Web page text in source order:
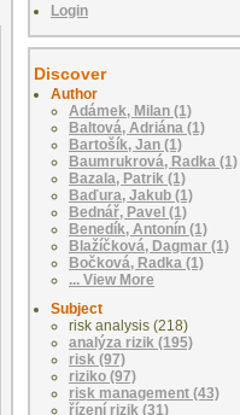
Login
Discover
Author
Adámek, Milan (1)
Baltová, Adriána (1)
Bartošík, Jan (1)
Baumrukrová, Radka (1)
Bazala, Patrik (1)
Baďura, Jakub (1)
Bednář, Pavel (1)
Benedík, Antonín (1)
Blažíčková, Dagmar (1)
Bočková, Radka (1)
... View More
Subject
risk analysis (218)
analýza rizik (195)
risk (97)
riziko (97)
risk management (43)
řízení rizik (31)